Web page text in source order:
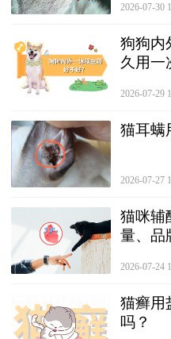
2026-07-30
狗狗内
久用一
2026-07-29
猫耳螨
2026-07-27
猫咪辅
量、品
2026-07-24
猫癣用
吗？